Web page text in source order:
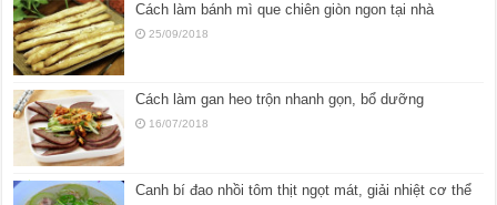
Cách làm bánh mì que chiên giòn ngon tại nhà
25/09/2018
Cách làm gan heo trộn nhanh gọn, bổ dưỡng
16/07/2018
Canh bí đao nhồi tôm thịt ngọt mát, giải nhiệt cơ thể